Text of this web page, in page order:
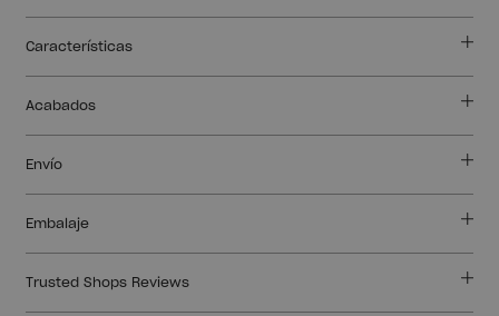
Características
Acabados
Envío
Embalaje
Trusted Shops Reviews